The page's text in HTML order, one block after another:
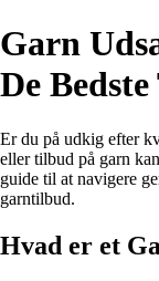
Garn
De
Er du på udkig efter
eller tilbud på garn
guide til at navigere
garntilbud.
Hvad er et